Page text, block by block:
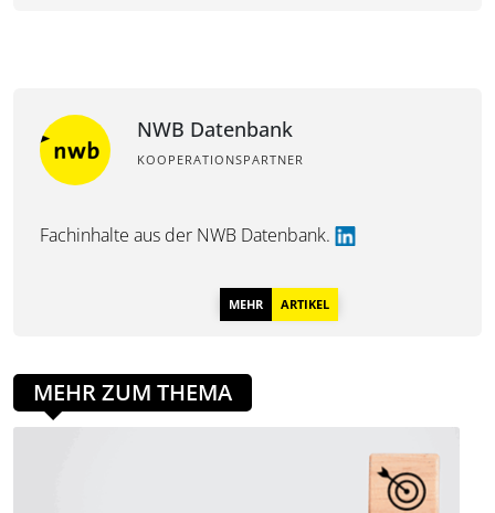
NWB Datenbank
KOOPERATIONSPARTNER
Fachinhalte aus der NWB Datenbank.
MEHR ARTIKEL
MEHR ZUM THEMA